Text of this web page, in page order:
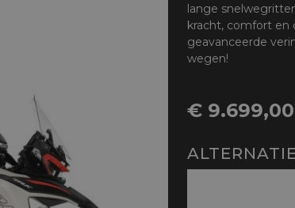
lange
kracht, comfort en
geavanceerde
wegen!
€ 9.699,00